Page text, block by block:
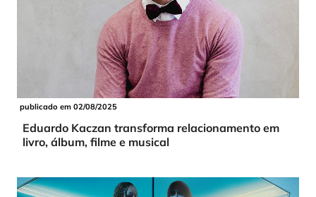
publicado em 02/08/2025
Eduardo Kaczan transforma relacionamento em
livro, álbum, filme e musical